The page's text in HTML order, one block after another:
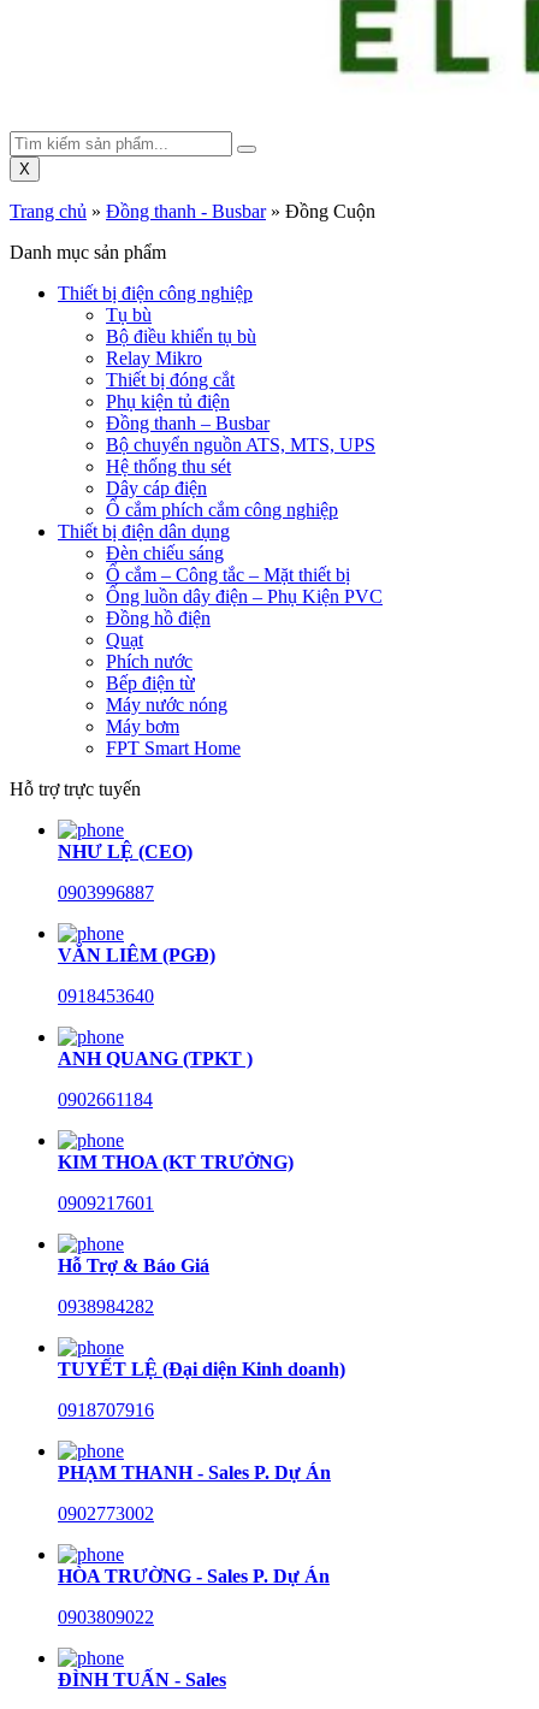
X
Trang chủ » Đồng thanh - Busbar» Đồng Cuộn
Danh mục sản phẩm
Thiết bị điện công nghiệp
Tụ bù
Bộ điều khiển tụ bù
Relay Mikro
Thiết bị đóng cắt
Phụ kiện tủ điện
Đồng thanh – Busbar
Bộ chuyển nguồn ATS, MTS, UPS
Hệ thống thu sét
Dây cáp điện
Ổ cắm phích cắm công nghiệp
Thiết bị điện dân dụng
Đèn chiếu sáng
Ổ cắm – Công tắc – Mặt thiết bị
Ống luồn dây điện – Phụ Kiện PVC
Đồng hồ điện
Quạt
Phích nước
Bếp điện từ
Máy nước nóng
Máy bơm
FPT Smart Home
Hỗ trợ trực tuyến
NHƯ LỆ (CEO)
0903996887
VĂN LIÊM (PGĐ)
0918453640
ANH QUANG (TPKT )
0902661184
KIM THOA (KT TRƯỞNG)
0909217601
Hỗ Trợ & Báo Giá
0938984282
TUYẾT LỆ (Đại diện Kinh doanh)
0918707916
PHẠM THANH - Sales P. Dự Án
0902773002
HÒA TRƯỜNG - Sales P. Dự Án
0903809022
ĐÌNH TUẤN - Sales